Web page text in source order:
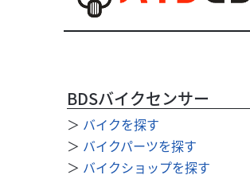
BDSバイクセンサー
＞ バイクを探す
＞ バイクパーツを探す
＞ バイクショップを探す